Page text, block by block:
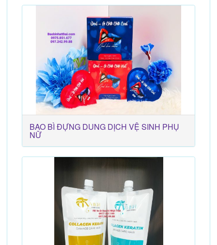
BAO BÌ ĐỰNG DUNG DỊCH VỆ SINH PHỤ
NỮ